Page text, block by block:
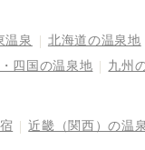
温泉 北海道の温泉地
四国の温泉地
九州
近畿（関西）の温